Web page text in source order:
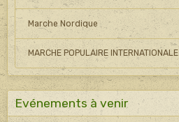
Marche Nordique
MARCHE POPULAIRE INTERNATIONALE
Evénements à venir